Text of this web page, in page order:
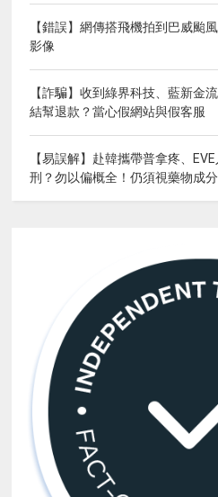
【錯誤】網傳搭飛機拍到巴威颱
影像
【詐騙】收到綠界科技、藍新金
結幫退款？當心假網站與假客服
【易誤解】赴韓攜帶普拿疼、
刑？勿以偏概全！仍須視藥物成